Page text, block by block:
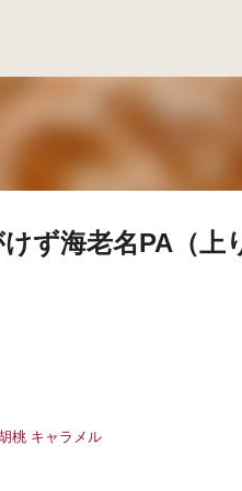
ず海老名PA（上